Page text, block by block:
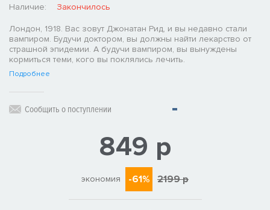
Наличие:
Закончилось
Лондон, 1918. Вас зовут Джонатан Рид, и вы недавно стали
вампиром. Будучи доктором, вы должны найти лекарство от
страшной эпидемии. А будучи вампиром, вы вынуждены
кормиться теми, кого вы поклялись лечить.
Подробнее
Сообщить о поступлении
849 р
экономия -61% 2199 р